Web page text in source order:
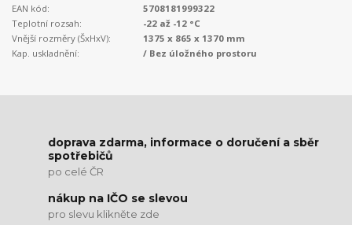
EAN kód:
5708181999322
Teplotní rozsah:
-22 až -12 °C
Vnější rozměry (ŠxHxV):
1375 x 865 x 1370 mm
Kap. uskladnění:
/ Bez úložného prostoru
doprava zdarma, informace o doručení a sběr
spotřebičů
po celé ČR
nákup na IČO se slevou
pro slevu klikněte zde